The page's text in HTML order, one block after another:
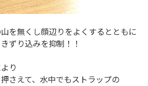
を無くし顔辺りをよくするとともに
ずり込みを抑制！！
り
さえて、水中でもストラップの